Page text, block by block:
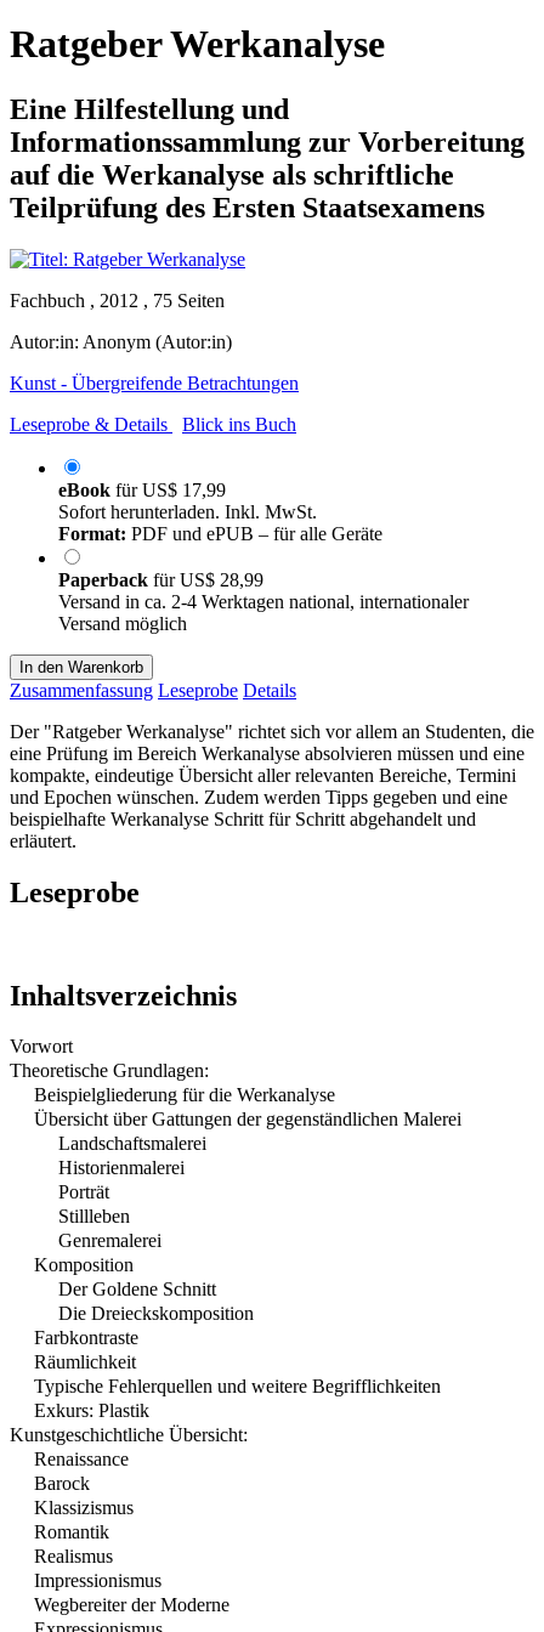
Ratgeber Werkanalyse
Eine Hilfestellung und
Informationssammlung zur Vorbereitung
auf die Werkanalyse als schriftliche
Teilprüfung des Ersten Staatsexamens
Fachbuch , 2012 , 75 Seiten
Autor:in: Anonym (Autor:in)
Kunst - Übergreifende Betrachtungen
Leseprobe & Details
Blick ins Buch
eBook fürUS$ 17,99
Sofort herunterladen. Inkl. MwSt.
Format: PDF und ePUB – für alle Geräte
Paperback fürUS$ 28,99
Versand in ca. 2-4 Werktagen national, internationaler
Versand möglich
In den Warenkorb
Zusammenfassung Leseprobe Details
Der "Ratgeber Werkanalyse" richtet sich vor allem an Studenten, die
eine Prüfung im Bereich Werkanalyse absolvieren müssen und eine
kompakte, eindeutige Übersicht aller relevanten Bereiche, Termini
und Epochen wünschen. Zudem werden Tipps gegeben und eine
beispielhafte Werkanalyse Schritt für Schritt abgehandelt und
erläutert.
Leseprobe
Inhaltsverzeichnis
Vorwort
Theoretische Grundlagen:
Beispielgliederung für die Werkanalyse
Übersicht über Gattungen der gegenständlichen Malerei
Landschaftsmalerei
Historienmalerei
Porträt
Stillleben
Genremalerei
Komposition
Der Goldene Schnitt
Die Dreieckskomposition
Farbkontraste
Räumlichkeit
Typische Fehlerquellen und weitere Begrifflichkeiten
Exkurs: Plastik
Kunstgeschichtliche Übersicht:
Renaissance
Barock
Klassizismus
Romantik
Realismus
Impressionismus
Wegbereiter der Moderne